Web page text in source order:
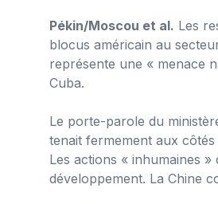
Pékin/Moscou et al. Les
blocus américain au
représente une « menace
Cuba.
Le porte-parole du
tenait fermement aux
Les actions « inhumaines
développement. La Chine